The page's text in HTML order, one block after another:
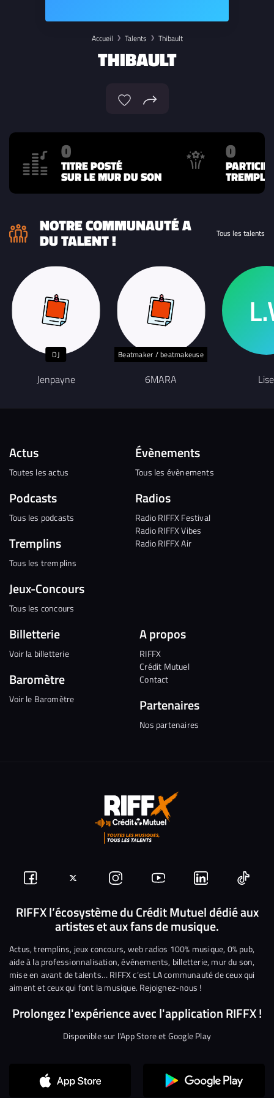
Continuer sans accepter
Accueil Talents Thibault
THIBAULT
0
TITRE POSTÉ
SUR LE MUR DU SON
0
NOTRE COMMUNAUTÉ A
DU TALENT ! Tous les talents
DJ
Jenpayne
Beatmaker / beatmakeuse
6MARA Lise
Actus
Toutes les actus
Podcasts
Tous les podcasts
Tremplins
Tous les tremplins
Jeux-Concours
Tous les concours
Évènements
Tous les évènements
Radios
Radio RIFFX Festival
Radio RIFFX Vibes
Radio RIFFX Air
Billetterie
Voir la billetterie
Baromètre
Voir le Baromètre
A propos
RIFFX
Crédit Mutuel
Contact
Partenaires
Nos partenaires
Suivez-
nous
Facebook
Suivez-
nous
sur
Twitter
Nous
rejoindre
sur
Instagram
Nous
rejoindre
sur
YouTube
Nous
rejoindre
sur
Linkedin
Nous
RIFFX l’écosystème du Crédit Mutuel dédié aux
artistes et aux fans de musique.
Actus, tremplins, jeux concours, web radios 100% musique, 0% pub,
aide à la professionnalisation, événements, billetterie, mur du son,
mise en avant de talents… RIFFX c’est LA communauté de ceux qui
aiment et ceux qui font la musique. Rejoignez-nous !
Prolongez l'expérience avec l'application RIFFX !
Disponible sur l'App Store et Google Play